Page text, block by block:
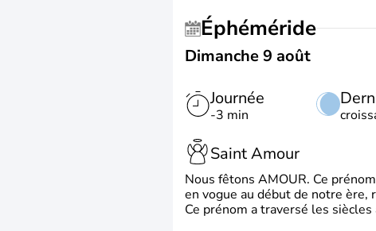
Éphéméride
Dimanche 9 août
Journée
-3 min
Saint Amour
Nous fêtons AMOUR. Ce
en vogue au début de notre ère,
Ce prénom a traversé les